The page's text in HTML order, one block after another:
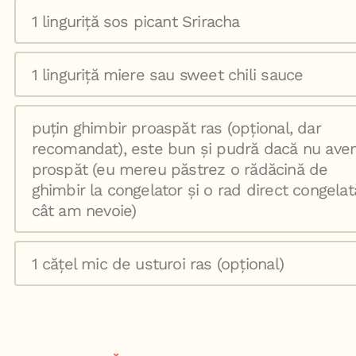
1 linguriță sos picant Sriracha
1 linguriță miere sau sweet chili sauce
puțin ghimbir proaspăt ras (opțional, dar
recomandat), este bun și pudră dacă nu
prospăt (eu mereu păstrez o rădăcină de
ghimbir la congelator și o rad direct
cât am nevoie)
1 cățel mic de usturoi ras (opțional)